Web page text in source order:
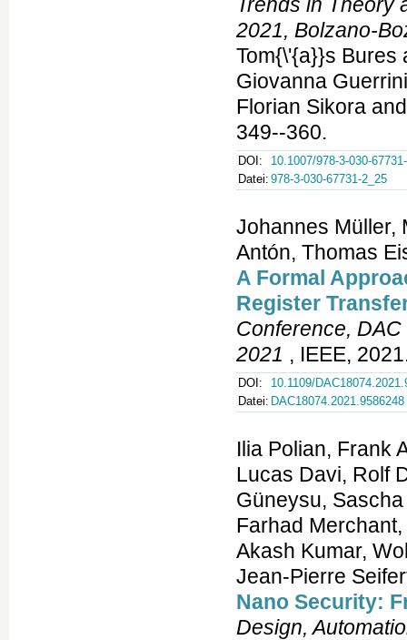
2021, Bolzano-
Tom{\'{a}}s Bures
Giovanna
Florian Sikora
349--360.
DOI:
10.1007/978-3-030-
Datei: 978-3-030-67731-2_25
Johannes Müller,
Antón, Thomas
A Formal
Register
Conference,
2021 , IEEE,
DOI:
10.1109/
Datei: DAC18074.2021.9586248
Ilia Polian, Frank
Lucas Davi, Rolf
Güneysu,
Farhad
Akash Kumar,
Jean-Pierre
Nano Security:
Design,